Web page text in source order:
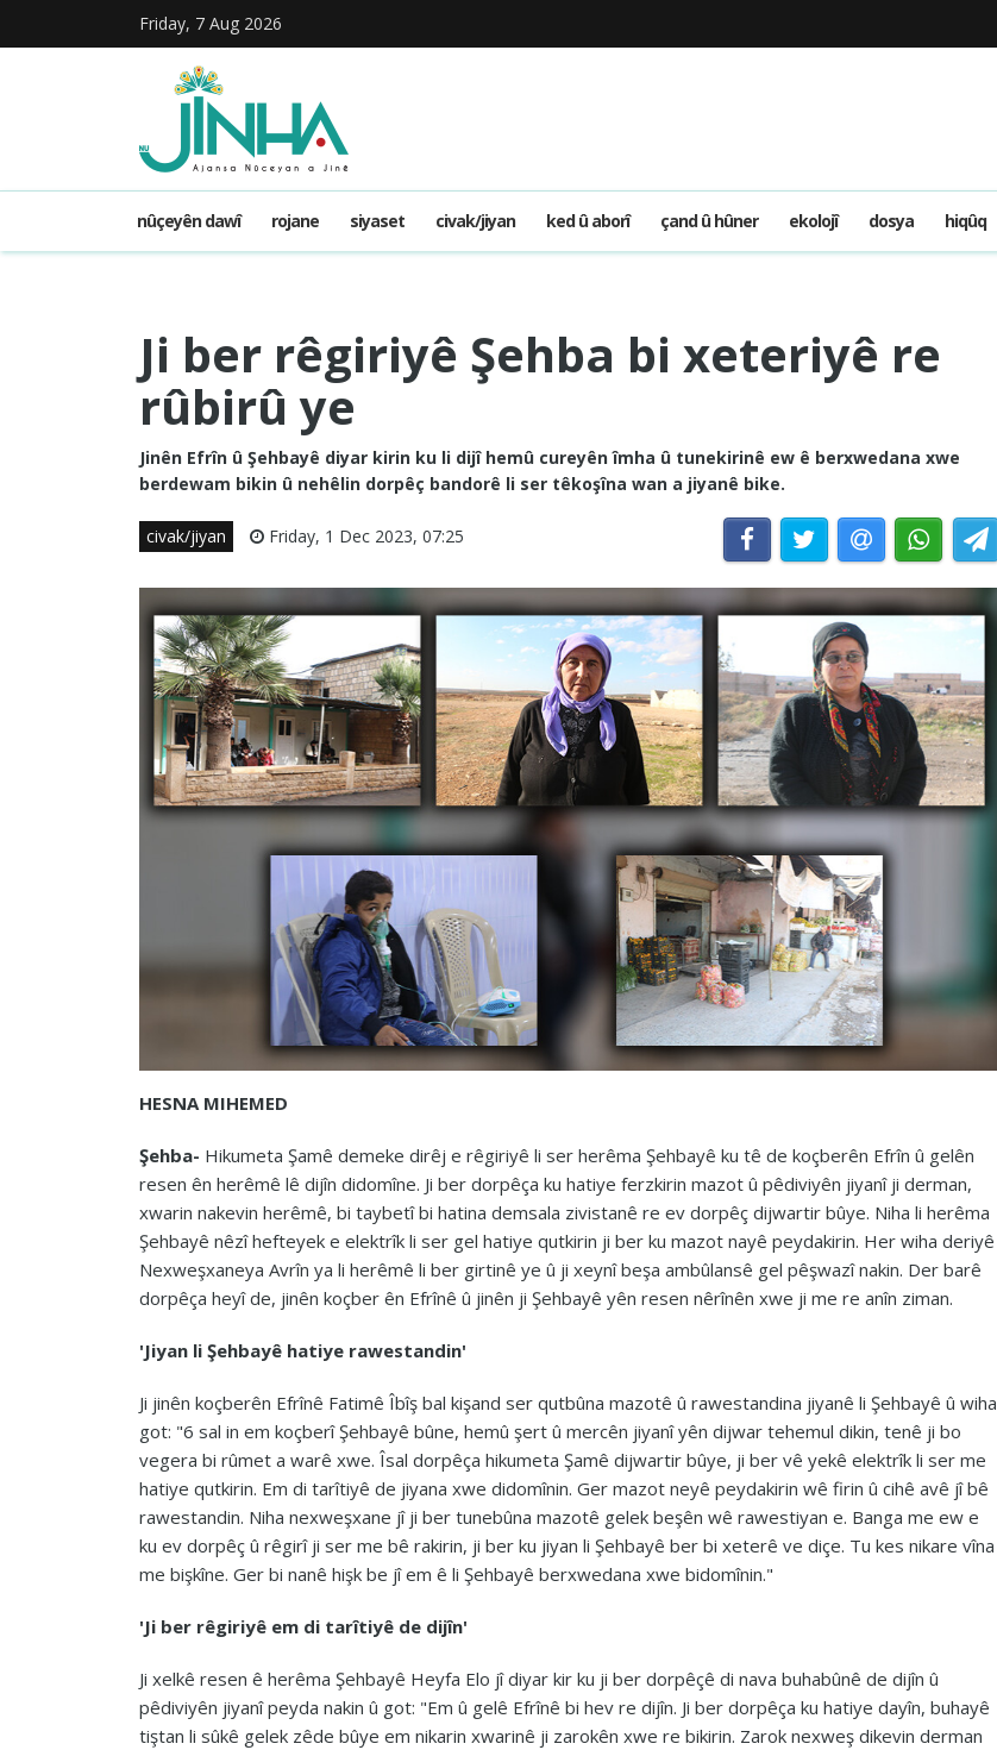
Friday, 7 Aug 2026
nûçeyên dawî rojane siyaset civak/jiyan ked û aborî çand û hûner ekolojî dosya hiqûq
Ji ber rêgiriyê Şehba bi xeteriyê re
rûbirû ye
Jinên Efrîn û Şehbayê diyar kirin ku li dijî hemû cureyên îmha û tunekirinê ew ê berxwedana xwe
berdewam bikin û nehêlin dorpêç bandorê li ser têkoşîna wan a jiyanê bike.
civak/jiyan Friday, 1 Dec 2023, 07:25
HESNA MIHEMED
Şehba- Hikumeta Şamê demeke dirêj e rêgiriyê li ser herêma Şehbayê ku tê de koçberên Efrîn û gelên
resen ên herêmê lê dijîn didomîne. Ji ber dorpêça ku hatiye ferzkirin mazot û pêdiviyên jiyanî ji derman,
xwarin nakevin herêmê, bi taybetî bi hatina demsala zivistanê re ev dorpêç dijwartir bûye. Niha li herêma
Şehbayê nêzî hefteyek e elektrîk li ser gel hatiye qutkirin ji ber ku mazot nayê peydakirin. Her wiha deriyê
Nexweşxaneya Avrîn ya li herêmê li ber girtinê ye û ji xeynî beşa ambûlansê gel pêşwazî nakin. Der barê
dorpêça heyî de, jinên koçber ên Efrînê û jinên ji Şehbayê yên resen nêrînên xwe ji me re anîn ziman.
'Jiyan li Şehbayê hatiye rawestandin'
Ji jinên koçberên Efrînê Fatimê Îbîş bal kişand ser qutbûna mazotê û rawestandina jiyanê li Şehbayê û wiha
got: "6 sal in em koçberî Şehbayê bûne, hemû şert û mercên jiyanî yên dijwar tehemul dikin, tenê ji bo
vegera bi rûmet a warê xwe. Îsal dorpêça hikumeta Şamê dijwartir bûye, ji ber vê yekê elektrîk li ser me
hatiye qutkirin. Em di tarîtiyê de jiyana xwe didomînin. Ger mazot neyê peydakirin wê firin û cihê avê jî bê
rawestandin. Niha nexweşxane jî ji ber tunebûna mazotê gelek beşên wê rawestiyan e. Banga me ew e
ku ev dorpêç û rêgirî ji ser me bê rakirin, ji ber ku jiyan li Şehbayê ber bi xeterê ve diçe. Tu kes nikare vîna
me bişkîne. Ger bi nanê hişk be jî em ê li Şehbayê berxwedana xwe bidomînin."
'Ji ber rêgiriyê em di tarîtiyê de dijîn'
Ji xelkê resen ê herêma Şehbayê Heyfa Elo jî diyar kir ku ji ber dorpêçê di nava buhabûnê de dijîn û
pêdiviyên jiyanî peyda nakin û got: "Em û gelê Efrînê bi hev re dijîn. Ji ber dorpêça ku hatiye dayîn, buhayê
tiştan li sûkê gelek zêde bûye em nikarin xwarinê ji zarokên xwe re bikirin. Zarok nexweş dikevin derman